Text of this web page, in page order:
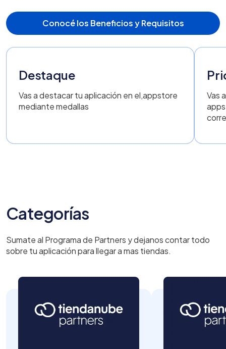
Conocé los Beneficios y Requisitos
Destaque
Vas a destacar tu aplicación en el,appstore
mediante medallas
Vas
Categorías
Sumate al Programa de Partners y dejanos contar todo
sobre tu aplicación para llegar a mas tiendas.